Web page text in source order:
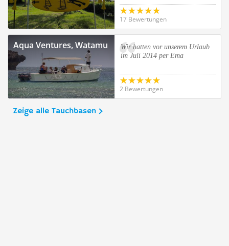
17 Bewertungen
Aqua Ventures, Watamu
Wir hatten vor unserem Urlaub
im Juli 2014 per Ema
2 Bewertungen
Zeige alle Tauchbasen